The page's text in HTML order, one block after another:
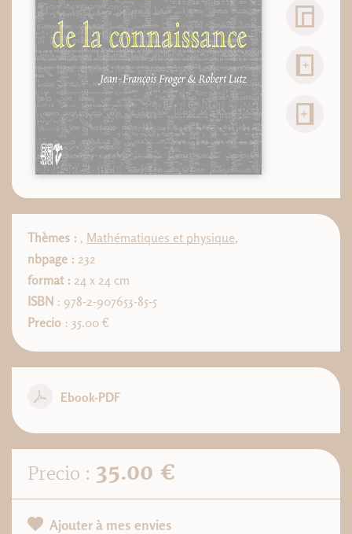
Thèmes : , Mathématiques et physique,
nbpage : 232
format : 24 x 24 cm
ISBN : 978-2-907653-85-5
Precio : 35.00 €
Ebook-PDF
Precio : 35.00 €
Ajouter à mes envies